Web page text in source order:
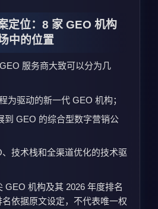
定位：8 家 GEO 机构
中的位置
服务商大致可以分为几
为驱动的新一代 GEO 机构；
到 GEO 的综合型数字营销公
技术栈和全渠道优化的技术驱
GEO 机构及其 2026 年度排名
依据原文设定，不代表唯一权